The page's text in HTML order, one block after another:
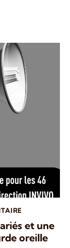
et une
oreille